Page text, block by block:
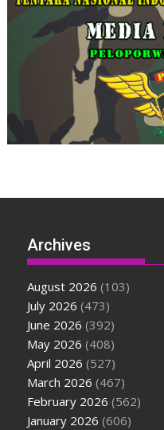
Archives
August 2026 (103)
July 2026 (473)
June 2026 (392)
May 2026 (408)
April 2026 (527)
March 2026 (467)
February 2026 (562)
January 2026 (606)